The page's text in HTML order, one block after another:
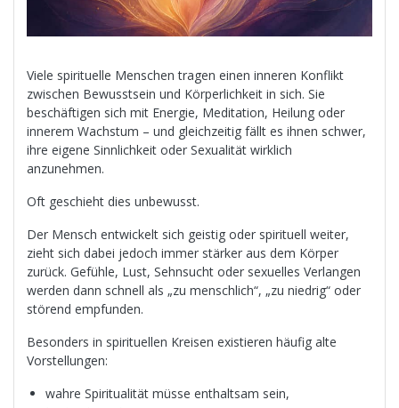
Viele spirituelle Menschen tragen einen inneren Konflikt
zwischen Bewusstsein und Körperlichkeit in sich. Sie
beschäftigen sich mit Energie, Meditation, Heilung oder
innerem Wachstum – und gleichzeitig fällt es ihnen schwer,
ihre eigene Sinnlichkeit oder Sexualität wirklich
anzunehmen.
Oft geschieht dies unbewusst.
Der Mensch entwickelt sich geistig oder spirituell weiter,
zieht sich dabei jedoch immer stärker aus dem Körper
zurück. Gefühle, Lust, Sehnsucht oder sexuelles Verlangen
werden dann schnell als „zu menschlich“, „zu niedrig“ oder
störend empfunden.
Besonders in spirituellen Kreisen existieren häufig alte
Vorstellungen:
wahre Spiritualität müsse enthaltsam sein,